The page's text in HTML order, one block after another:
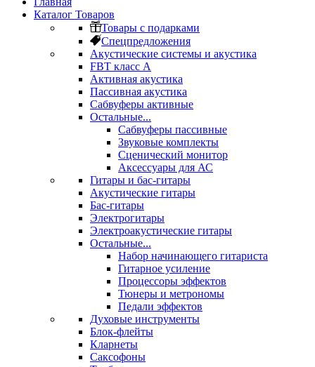
Каталог Товаров
Товары с подарками
Спецпредложения
Акустические системы и акустика
FBT класс А
Активная акустика
Пассивная акустика
Сабвуферы активные
Остальные...
Сабвуферы пассивные
Звуковые комплекты
Сценический монитор
Аксессуары для АС
Гитары и бас-гитары
Акустические гитары
Бас-гитары
Электрогитары
Электроакустические гитары
Остальные...
Набор начинающего гитариста
Гитарное усиление
Процессоры эффектов
Тюнеры и метрономы
Педали эффектов
Духовые инструменты
Блок-флейты
Кларнеты
Саксофоны